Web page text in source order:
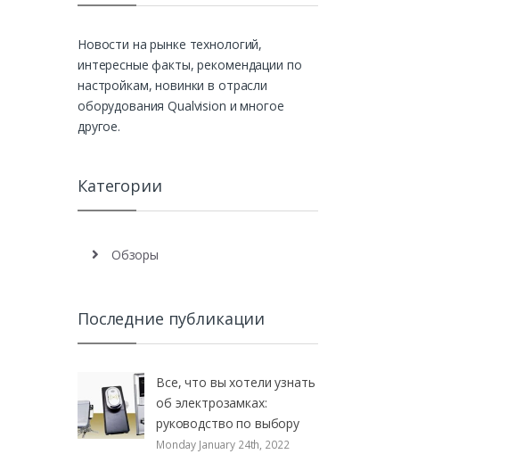
Новости на рынке технологий,
интересные факты, рекомендации по
настройкам, новинки в отрасли
оборудования Qualvision и многое
другое.
Категории
Обзоры
Последние публикации
Все, что вы хотели узнать
об электрозамках:
руководство по выбору
Monday January 24th, 2022